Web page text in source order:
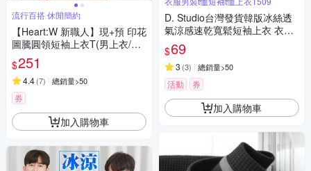
流行百搭 休閒簡約
【Heart:W 新職人】現+預 印花
圖騰圓領短袖上衣T(男上衣/休
閒/舒適/T恤)
$251
4.4(7) 總銷量>50
券
加入購物車
D. Studio台灣發貨韓版冰絲透
氣涼感速乾寬鬆短袖上衣 衣
服 男裝 t恤 短袖t恤 上衣T509
$69
3 (3) 總銷量>50
活動 券
加入購物車